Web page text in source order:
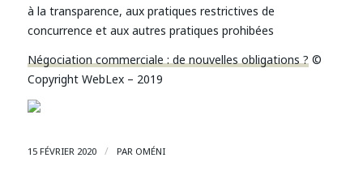
à la transparence, aux pratiques restrictives de
concurrence et aux autres pratiques prohibées
Négociation commerciale : de nouvelles obligations ?©
Copyright WebLex – 2019
15 FÉVRIER 2020 / PAR OMÉNI